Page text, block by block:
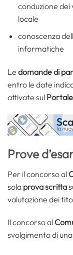
conduzione dei
locale
conoscenza
informatiche
Le domande di
entro le date
attivate sul
Prove
Per il concorso al
sola prova scritta
valutazione dei
Il concorso al
svolgimento di una